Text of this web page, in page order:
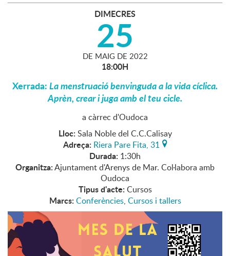
DIMECRES
25
DE MAIG DE 2022
18:00H
Xerrada:La menstruació benvinguda a la vida cíclica.
Aprèn, crear i juga amb el teu cicle.
a càrrec d'Oudoca
Lloc: Sala Noble del C.C.Calisay
Adreça: Riera Pare Fita, 31
Durada: 1:30h
Organitza:Ajuntament d'Arenys de Mar. Col·labora amb
Oudoca
Tipus d'acte: Cursos
Marcs: Conferències, Cursos i tallers